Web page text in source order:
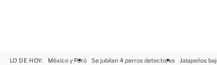
LO DE HOY: México y Perú Se jubilan 4 perros detectores Jalapeños